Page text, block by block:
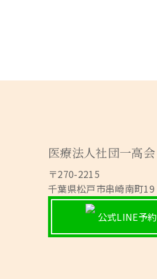
医療法人社団一高会
〒270-2215
千葉県松戸市串崎南町19
公式LINE予約